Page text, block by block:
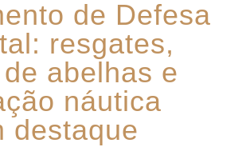
de Defesa
resgates,
abelhas e
náutica
destaque